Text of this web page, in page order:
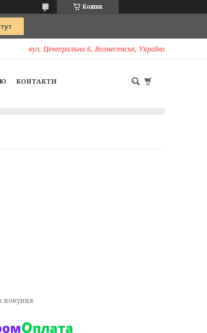
Кошик
вул, Центральна 6, Вознесенськ, Україна
КОНТАКТИ
покупця